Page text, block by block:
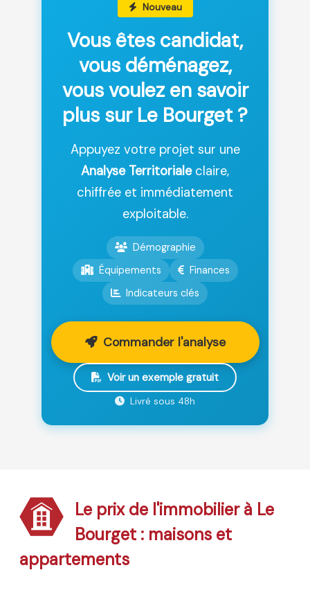
Nouveau
Vous êtes candidat,
vous déménagez,
vous voulez en savoir
plus sur Le Bourget ?
Appuyez votre projet sur une
Analyse Territorialeclaire,
chiffrée et immédiatement
exploitable.
Démographie
Équipements
Finances
Indicateurs clés
Commander l'analyse
Voir un exemple gratuit
Livré sous 48h
Le prix de l'immobilier à Le
Bourget : maisons et
appartements